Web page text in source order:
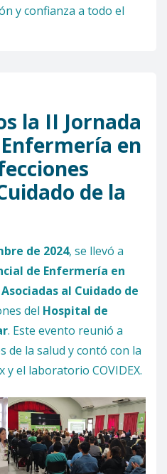
y confianza a todo el
la II Jornada
en
de la
de 2024, se llevó a
de Enfermería en
al Cuidado de
del Hospital de
. Este evento reunió a
de la salud y contó con la
el laboratorio COVIDEX.